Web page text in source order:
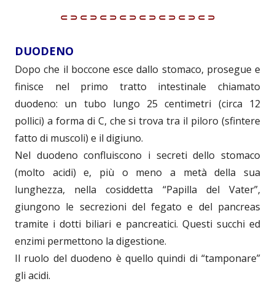
⸦⸧⸦⸧⸦⸧⸦⸧⸦⸧⸦⸧⸦⸧⸦⸧
DUODENO
Dopo che il boccone esce dallo stomaco, prosegue e
finisce nel primo tratto intestinale chiamato
duodeno: un tubo lungo 25 centimetri (circa 12
pollici) a forma di C, che si trova tra il piloro (sfintere
fatto di muscoli) e il digiuno.
Nel duodeno confluiscono i secreti dello stomaco
(molto acidi) e, più o meno a metà della sua
lunghezza, nella cosiddetta “Papilla del Vater”,
giungono le secrezioni del fegato e del pancreas
tramite i dotti biliari e pancreatici. Questi succhi ed
enzimi permettono la digestione.
Il ruolo del duodeno è quello quindi di “tamponare”
gli acidi.